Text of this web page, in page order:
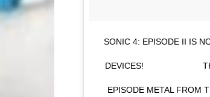
SONIC 4: EPISODE II IS
DEVICES! ⠀⠀⠀⠀⠀⠀⠀⠀⠀
EPISODE METAL